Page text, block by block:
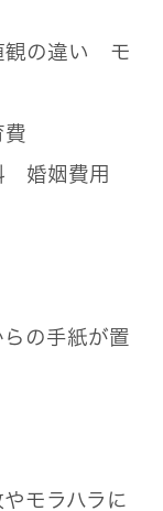
観の違い モ
婚姻費用
の手紙が置
モラハラに